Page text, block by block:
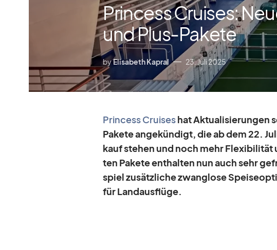
Princess Cruises:
und Plus-Pakete
byElisabeth Kapral 23. Juli 2025
Prin­cess Crui­seshat Ak­tua­li­sie­run­gen
Pa­kete an­ge­kün­digt, die ab dem 22.
kauf ste­hen und noch mehr
ten Pa­kete ent­hal­ten nun auch sehr
spiel zu­sätz­li­che zwang­lose
für Land­aus­flüge.